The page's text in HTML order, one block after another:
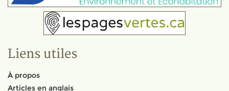
Liens utiles
À propos
Articles en anglais